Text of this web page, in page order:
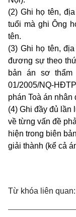
(2) Ghi họ tên,
tuổi mà ghi Ông
tên.
(3) Ghi họ tên,
đương sự theo
bản án sơ thẩm
01/2005/NQ-
phán Toà án nhân
(4) Ghi đầy đủ
về từng vấn đề
hiện trong biên
giải thành (kể cả
Từ khóa liên quan: